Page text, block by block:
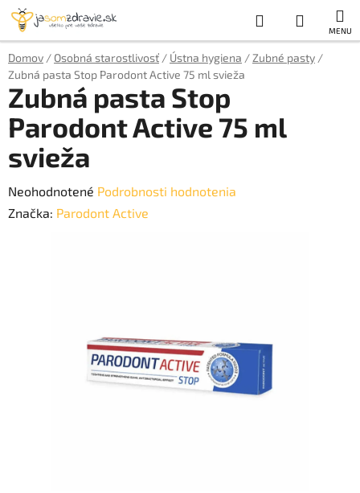
Prejsť
obsah
Hľadať
KOŠÍK
Domov / Osobná starostlivosť / Ústna hygiena / Zubné pasty /
Zubná pasta Stop Parodont Active 75 ml svieža
Zubná pasta Stop
Parodont Active 75 ml
svieža
Priemerné
hodnotenie
Neohodnotené Podrobnosti hodnotenia
Značka: Parodont Active